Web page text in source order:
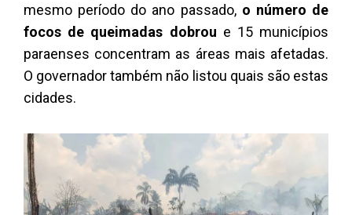
mesmo período do ano passado, o número de
focos de queimadas dobrou e 15 municípios
paraenses concentram as áreas mais afetadas.
O governador também não listou quais são estas
cidades.